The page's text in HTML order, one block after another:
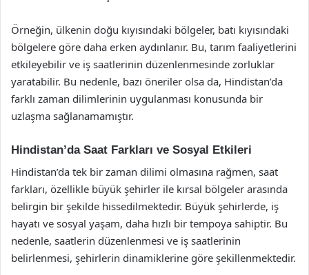
Örneğin, ülkenin doğu kıyısındaki bölgeler, batı kıyısındaki
bölgelere göre daha erken aydınlanır. Bu, tarım faaliyetlerini
etkileyebilir ve iş saatlerinin düzenlenmesinde zorluklar
yaratabilir. Bu nedenle, bazı öneriler olsa da, Hindistan’da
farklı zaman dilimlerinin uygulanması konusunda bir
uzlaşma sağlanamamıştır.
Hindistan’da Saat Farkları ve Sosyal Etkileri
Hindistan’da tek bir zaman dilimi olmasına rağmen, saat
farkları, özellikle büyük şehirler ile kırsal bölgeler arasında
belirgin bir şekilde hissedilmektedir. Büyük şehirlerde, iş
hayatı ve sosyal yaşam, daha hızlı bir tempoya sahiptir. Bu
nedenle, saatlerin düzenlenmesi ve iş saatlerinin
belirlenmesi, şehirlerin dinamiklerine göre şekillenmektedir.